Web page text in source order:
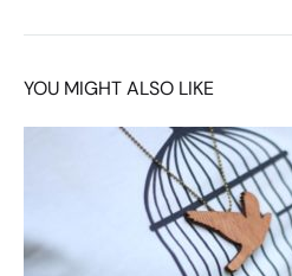
navigation
YOU MIGHT ALSO LIKE